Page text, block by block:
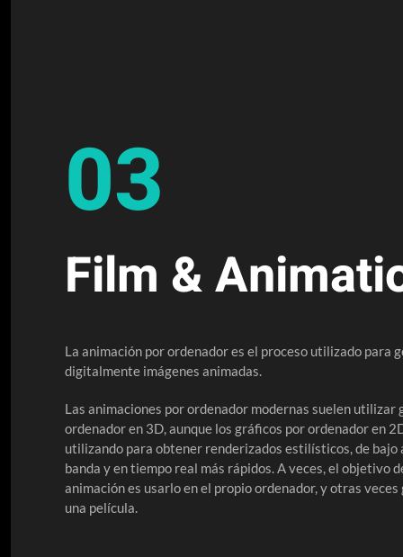
03
Film &
La animación por ordenador es el proceso utilizado para
digitalmente imágenes animadas.
Las animaciones por ordenador modernas suelen utilizar
ordenador en 3D, aunque los gráficos por ordenador en
utilizando para obtener renderizados estilísticos, de bajo
banda y en tiempo real más rápidos. A veces, el objetivo
animación es usarlo en el propio ordenador, y otras veces
una película.